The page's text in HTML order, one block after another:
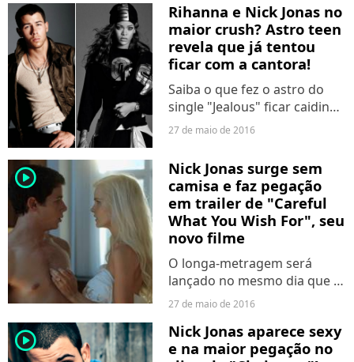
Rihanna e Nick Jonas no
maior crush? Astro teen
revela que já tentou
ficar com a cantora!
Saiba o que fez o astro do
single "Jealous" ficar caidinho
pela estrela pop!
27 de maio de 2016
player2
Nick Jonas surge sem
camisa e faz pegação
em trailer de "Careful
What You Wish For", seu
novo filme
O longa-metragem será
lançado no mesmo dia que o
CD "Last Year Was
álbum do cantor.
27 de maio de 2016
player2
Nick Jonas aparece sexy
e na maior pegação no